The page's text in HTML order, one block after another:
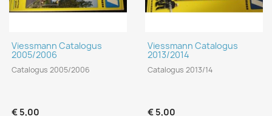
Viessmann Catalogus
2005/2006
Catalogus 2005/2006
€ 5,00
Viessmann Catalogus
2013/2014
Catalogus 2013/14
€ 5,00